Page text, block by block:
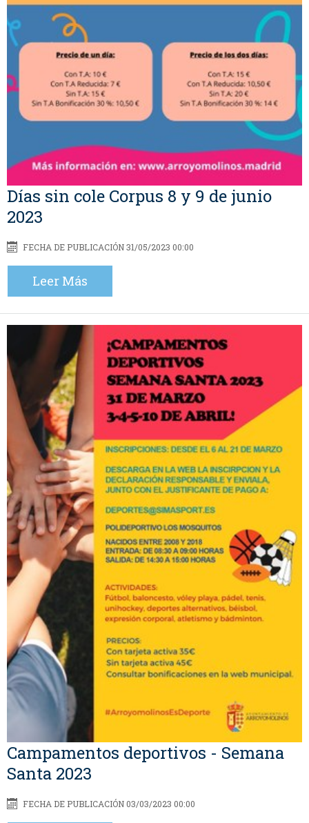
Días sin cole Corpus 8 y 9 de junio
2023
FECHA DE PUBLICACIÓN 31/05/2023 00:00
Leer Más
Campamentos deportivos - Semana
Santa 2023
FECHA DE PUBLICACIÓN 03/03/2023 00:00